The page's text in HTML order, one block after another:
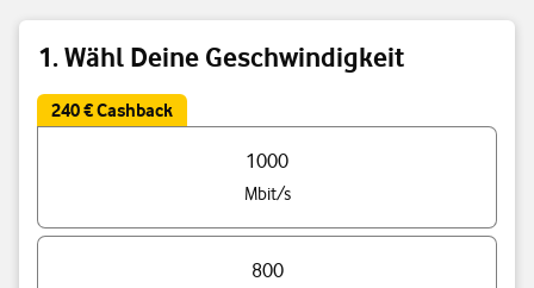
1. Wähl Deine Geschwindigkeit
240 € Cashback
1000
Mbit/s
800